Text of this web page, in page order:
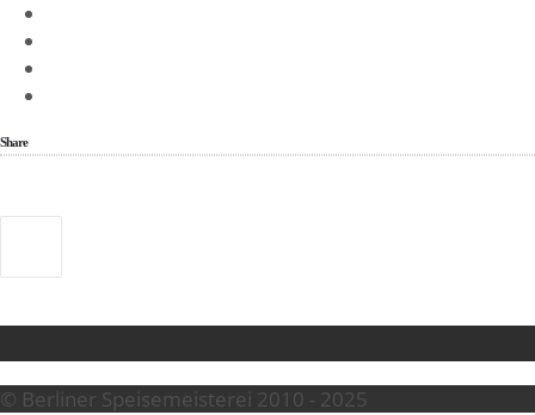
Share
© Berliner Speisemeisterei 2010 - 2025